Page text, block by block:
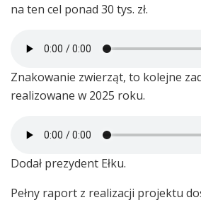
na ten cel ponad 30 tys. zł.
Znakowanie zwierząt, to kolejne
realizowane w 2025 roku.
Dodał prezydent Ełku.
Pełny raport z realizacji projektu